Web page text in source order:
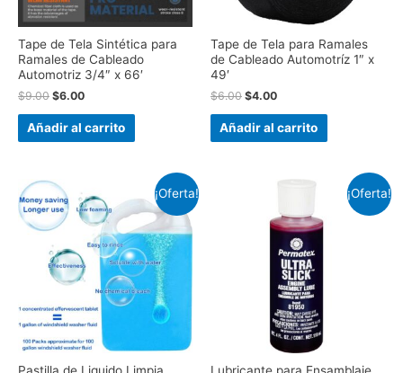
Tape de Tela Sintética para
Ramales de Cableado
Automotriz 3/4″ x 66′
$9.00 $6.00
Añadir al carrito
Tape de Tela para Ramales
de Cableado Automotríz 1″ x
49′
$6.00 $4.00
Añadir al carrito
¡Oferta! ¡Oferta!